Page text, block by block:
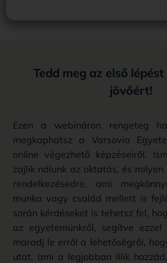
Tedd meg az első
jövőért!
Ezen a webináron rengeteg
megkaphatsz a Varsovia
online végezhető képzéseiről.
zajlik nálunk az oktatás, és
rendelkezésedre, ami
munka vagy család mellett is
során kérdéseket is tehetsz fel,
az egyetemünkről, segítve
maradj le erről a lehetőségről,
utat, ami a legjobban illik